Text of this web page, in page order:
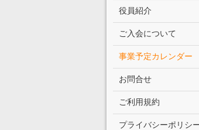
役員紹介
ご入会について
事業予定カレンダー
お問合せ
ご利用規約
プライバシーポリシ